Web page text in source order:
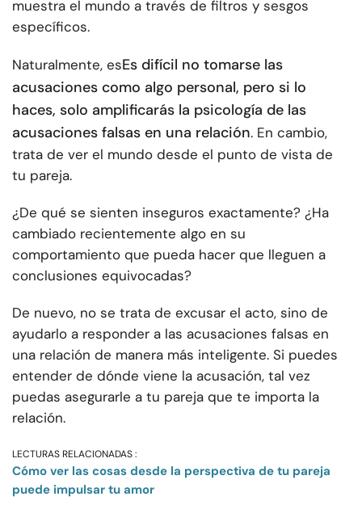
muestra el mundo a través de filtros y sesgos
específicos.
Naturalmente, esEs difícil no tomarse las
acusaciones como algo personal, pero si lo
haces, solo amplificarás la psicología de las
acusaciones falsas en una relación. En cambio,
trata de ver el mundo desde el punto de vista de
tu pareja.
¿De qué se sienten inseguros exactamente? ¿Ha
cambiado recientemente algo en su
comportamiento que pueda hacer que lleguen a
conclusiones equivocadas?
De nuevo, no se trata de excusar el acto, sino de
ayudarlo a responder a las acusaciones falsas en
una relación de manera más inteligente. Si puedes
entender de dónde viene la acusación, tal vez
puedas asegurarle a tu pareja que te importa la
relación.
LECTURAS RELACIONADAS :
Cómo ver las cosas desde la perspectiva de tu pareja
puede impulsar tu amor